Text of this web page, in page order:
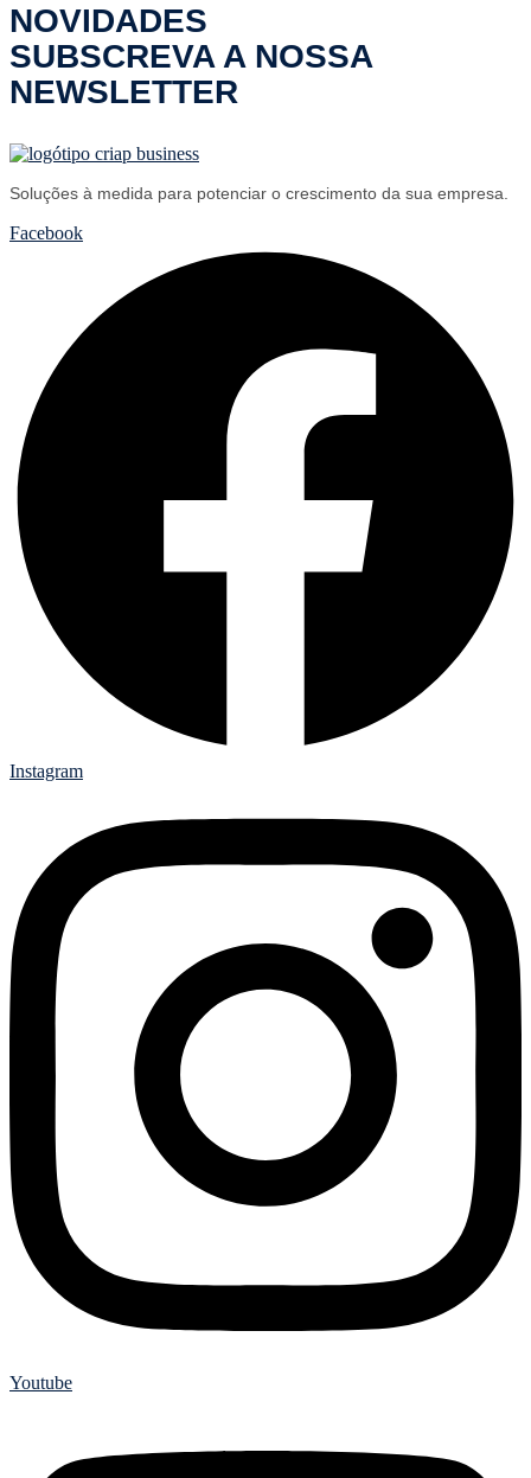
NOVIDADES
SUBSCREVA A NOSSA
NEWSLETTER
Soluções à medida para potenciar o crescimento da sua empresa.
Facebook
Instagram
Youtube